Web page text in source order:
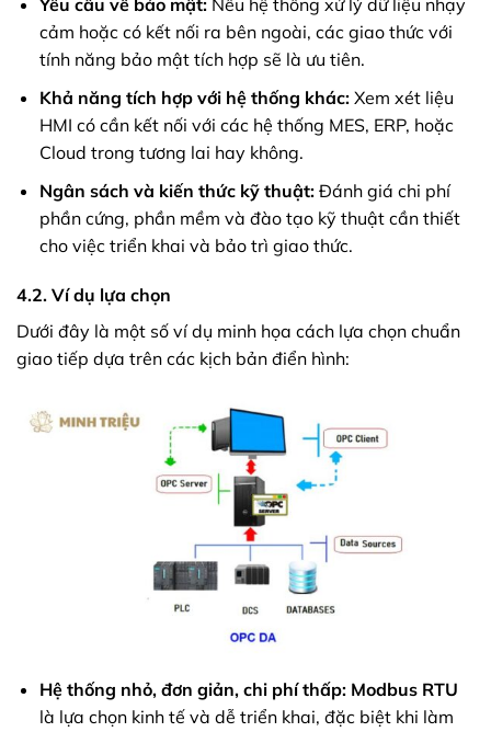
Yêu cầu về bảo mật:Nếu hệ thống xử lý dữ liệu nhạy
cảm hoặc có kết nối ra bên ngoài, các giao thức với
tính năng bảo mật tích hợp sẽ là ưu tiên.
Khả năng tích hợp với hệ thống khác:Xem xét liệu
HMI có cần kết nối với các hệ thống MES, ERP, hoặc
Cloud trong tương lai hay không.
Ngân sách và kiến thức kỹ thuật:Đánh giá chi phí
phần cứng, phần mềm và đào tạo kỹ thuật cần thiết
cho việc triển khai và bảo trì giao thức.
4.2. Ví dụ lựa chọn
Dưới đây là một số ví dụ minh họa cách lựa chọn chuẩn
giao tiếp dựa trên các kịch bản điển hình:
Hệ thống nhỏ, đơn giản, chi phí thấp: Modbus RTU
là lựa chọn kinh tế và dễ triển khai, đặc biệt khi làm